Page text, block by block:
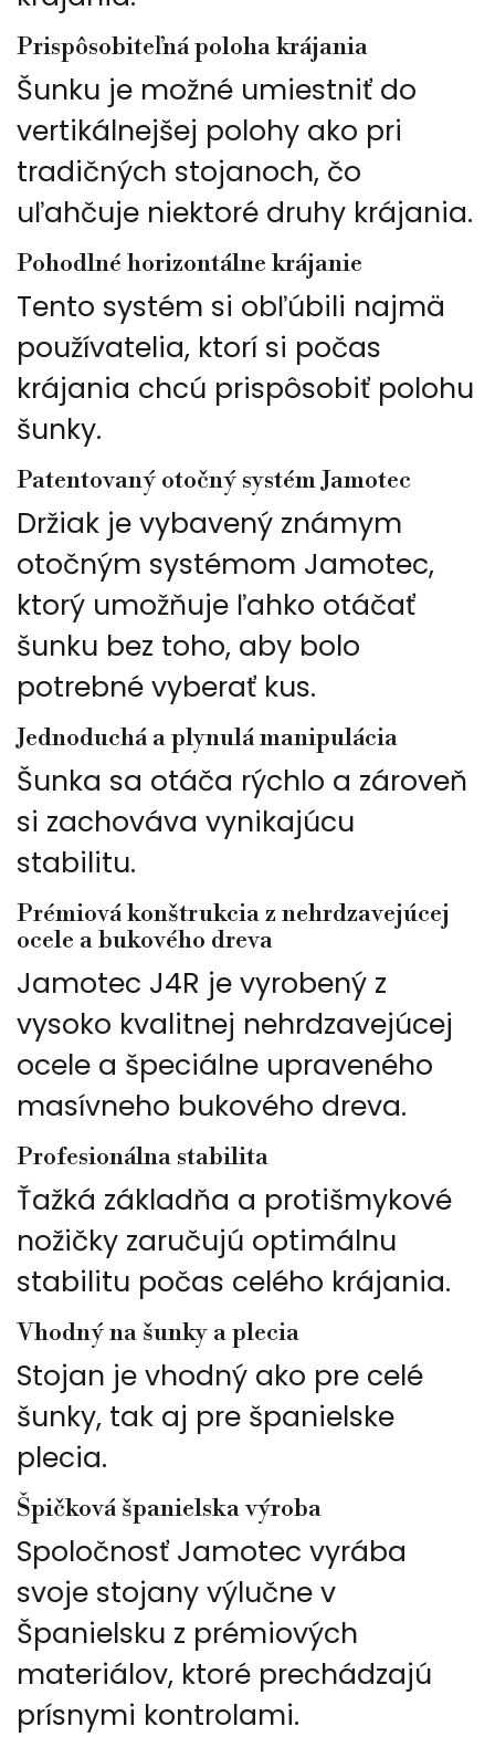
Prispôsobiteľná poloha krájania
Šunku je možné umiestniť do
vertikálnejšej polohy ako pri
tradičných stojanoch, čo
uľahčuje niektoré druhy krájania.
Pohodlné horizontálne krájanie
Tento systém si obľúbili najmä
používatelia, ktorí si počas
krájania chcú prispôsobiť polohu
šunky.
Patentovaný otočný systém Jamotec
Držiak je vybavený známym
otočným systémom Jamotec,
ktorý umožňuje ľahko otáčať
šunku bez toho, aby bolo
potrebné vyberať kus.
Jednoduchá a plynulá manipulácia
Šunka sa otáča rýchlo a zároveň
si zachováva vynikajúcu
stabilitu.
Prémiová konštrukcia z nehrdzavejúcej
ocele a bukového dreva
Jamotec J4R je vyrobený z
vysoko kvalitnej nehrdzavejúcej
ocele a špeciálne upraveného
masívneho bukového dreva.
Profesionálna stabilita
Ťažká základňa a protišmykové
nožičky zaručujú optimálnu
stabilitu počas celého krájania.
Vhodný na šunky a plecia
Stojan je vhodný ako pre celé
šunky, tak aj pre španielske
plecia.
Špičková španielska výroba
Spoločnosť Jamotec vyrába
svoje stojany výlučne v
Španielsku z prémiových
materiálov, ktoré prechádzajú
prísnymi kontrolami.